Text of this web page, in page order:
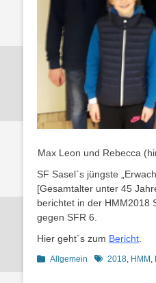
Max Leon und Rebecca
SF Sasel`s jüngste
[Gesamtalter unter 45
berichtet in der HMM2018
gegen SFR 6.
Hier geht`s zum Bericht
Kategorien
Allgemein Schlagworte
2018 HMM